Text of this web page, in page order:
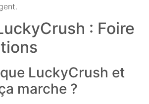
: Foire
LuckyCrush et
marche ?